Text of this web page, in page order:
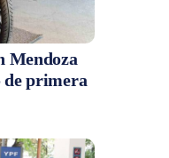
Mendoza
de primera